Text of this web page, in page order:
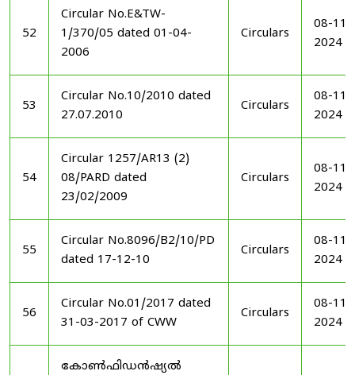
52
Circular No.E&TW-
1/370/05 dated 01-04-
2006
Circulars
08-11-
2024
53
Circular No.10/2010 dated
27.07.2010
Circulars
08-11-
2024
54
Circular 1257/AR13 (2)
08/PARD dated
23/02/2009
Circulars
08-11-
2024
55
Circular No.8096/B2/10/PD
dated 17-12-10
Circulars
08-11-
2024
56
Circular No.01/2017 dated
31-03-2017 of CWW
Circulars
08-11-
2024
കോൺഫിഡൻഷ്യൽ